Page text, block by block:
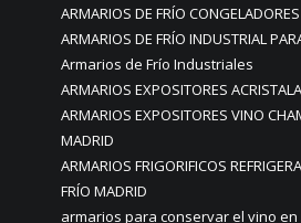
ARMARIOS DE FRÍO
ARMARIOS DE FRÍO INDUSTRIAL
Armarios de Frío Industriales
ARMARIOS EXPOSITORES
ARMARIOS EXPOSITORES VINO
MADRID
ARMARIOS FRIGORIFICOS
FRÍO MADRID
armarios para conservar el vino en